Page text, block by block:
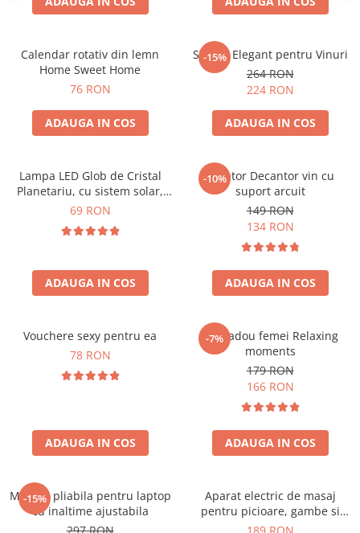
Calendar rotativ din lemn
Home Sweet Home
76 RON
ADAUGA IN COS
-15%
Suport Elegant pentru Vinuri
264 RON
224 RON
ADAUGA IN COS
Lampa LED Glob de Cristal
Planetariu, cu sistem solar,
cadou captivant
69 RON
ADAUGA IN COS
-10%
Aerator Decantor vin cu
suport arcuit
149 RON
134 RON
ADAUGA IN COS
Vouchere sexy pentru ea
78 RON
ADAUGA IN COS
-7%
Set cadou femei Relaxing
moments
179 RON
166 RON
ADAUGA IN COS
-15%
Masuta pliabila pentru laptop
cu inaltime ajustabila
Aparat electric de masaj
pentru picioare, gambe si
brate